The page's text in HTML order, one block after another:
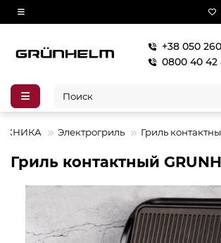
+38 050
0800 40 42
Электрогриль Гриль
Гриль контактный